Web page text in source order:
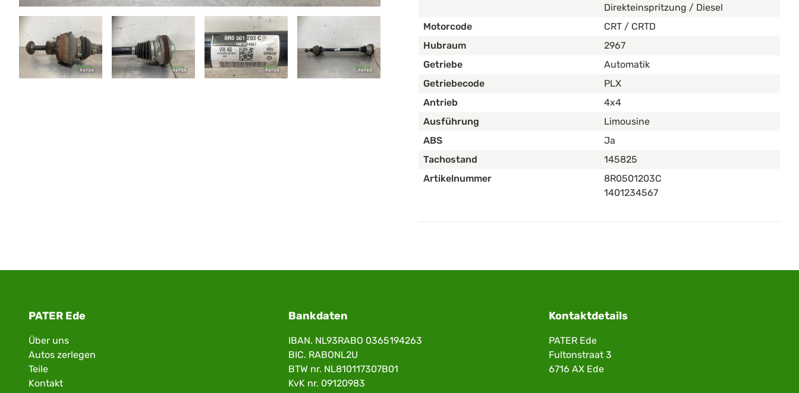
Direkteinspritzung / Diesel
Motorcode
CRT / CRTD
Hubraum
2967
Getriebe
Automatik
Getriebecode
PLX
Antrieb
4x4
Ausführung
Limousine
ABS
Ja
Tachostand
145825
Artikelnummer
8R0501203C
1401234567
PATER Ede
Über uns
Autos zerlegen
Teile
Kontakt
Bankdaten
IBAN. NL93RABO 0365194263
BIC. RABONL2U
BTW nr. NL810117307B01
KvK nr. 09120983
Kontaktdetails
PATER Ede
Fultonstraat 3
6716 AX Ede